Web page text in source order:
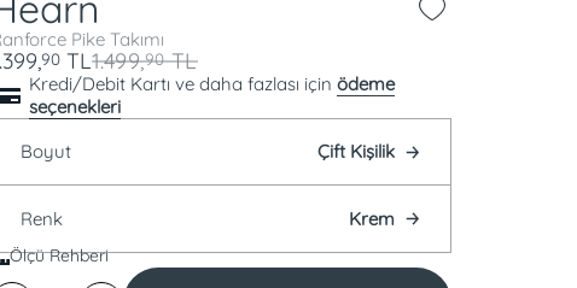
Pike Takımı
1.499,90 TL
90 TL
Kredi/Debit Kartı ve daha fazlası için ödeme
seçenekleri
Boyut
Çift Kişilik
Renk Krem
Ölçü Rehberi